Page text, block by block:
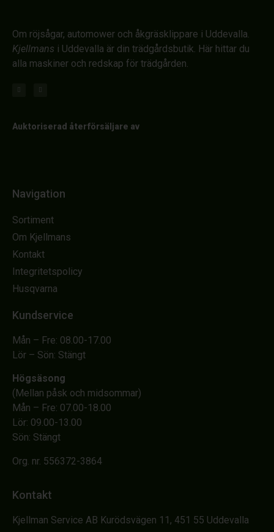
Om röjsågar, automower och åkgräsklippare i Uddevalla.
Kjellmans i Uddevalla är din trädgårdsbutik. Här hittar du
alla maskiner och redskap för trädgården.
Auktoriserad återförsäljare av
Navigation
Sortiment
Om Kjellmans
Kontakt
Integritetspolicy
Husqvarna
Kundservice
Mån – Fre: 08.00-17.00
Lör – Sön: Stängt
Högsäsong
(Mellan påsk och midsommar)
Mån – Fre: 07.00-18.00
Lör: 09.00-13.00
Sön: Stängt
Org. nr. 556372-3864
Kontakt
Kjellman Service AB Kurödsvägen 11, 451 55 Uddevalla